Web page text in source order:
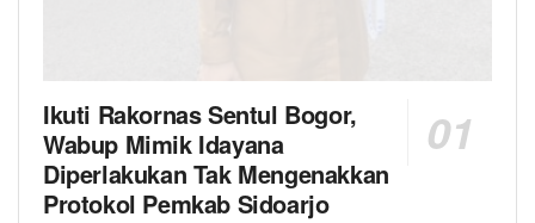
Ikuti Rakornas Sentul Bogor,
Wabup Mimik Idayana
Diperlakukan Tak Mengenakkan
Protokol Pemkab Sidoarjo